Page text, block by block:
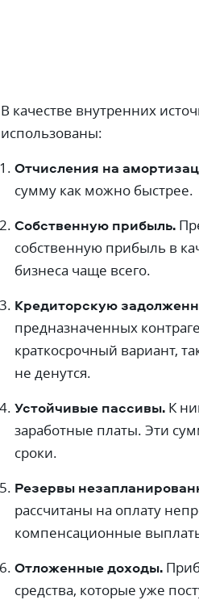
В качестве внутренних
использованы:
Отчисления на
сумму как можно быстрее.
Собственную прибыль.
собственную прибыль в
бизнеса чаще всего.
Кредиторскую
предназначенных
краткосрочный вариант,
не денутся.
Устойчивые пассивы. К
заработные платы. Эти
сроки.
Резервы
рассчитаны на оплату
компенсационные
Отложенные доходы.
средства, которые уже